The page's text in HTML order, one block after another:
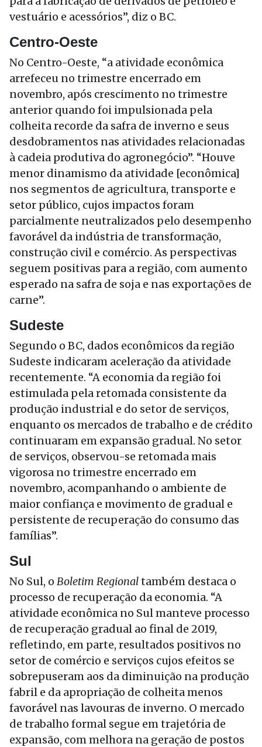
vestuário e acessórios”, diz o BC.
Centro-Oeste
No Centro-Oeste, “a atividade econômica
arrefeceu no trimestre encerrado em
novembro, após crescimento no trimestre
anterior quando foi impulsionada pela
colheita recorde da safra de inverno e seus
desdobramentos nas atividades relacionadas
à cadeia produtiva do agronegócio”. “Houve
menor dinamismo da atividade [econômica]
nos segmentos de agricultura, transporte e
setor público, cujos impactos foram
parcialmente neutralizados pelo desempenho
favorável da indústria de transformação,
construção civil e comércio. As perspectivas
seguem positivas para a região, com aumento
esperado na safra de soja e nas exportações de
carne”.
Sudeste
Segundo o BC, dados econômicos da região
Sudeste indicaram aceleração da atividade
recentemente. “A economia da região foi
estimulada pela retomada consistente da
produção industrial e do setor de serviços,
enquanto os mercados de trabalho e de crédito
continuaram em expansão gradual. No setor
de serviços, observou-se retomada mais
vigorosa no trimestre encerrado em
novembro, acompanhando o ambiente de
maior confiança e movimento de gradual e
persistente de recuperação do consumo das
famílias”.
Sul
No Sul, o Boletim Regionaltambém destaca o
processo de recuperação da economia. “A
atividade econômica no Sul manteve processo
de recuperação gradual ao final de 2019,
refletindo, em parte, resultados positivos no
setor de comércio e serviços cujos efeitos se
sobrepuseram aos da diminuição na produção
fabril e da apropriação de colheita menos
favorável nas lavouras de inverno. O mercado
de trabalho formal segue em trajetória de
expansão, com melhora na geração de postos